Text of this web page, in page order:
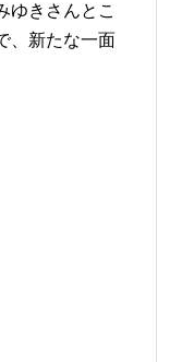
ゆきさんとこ
、新たな一面